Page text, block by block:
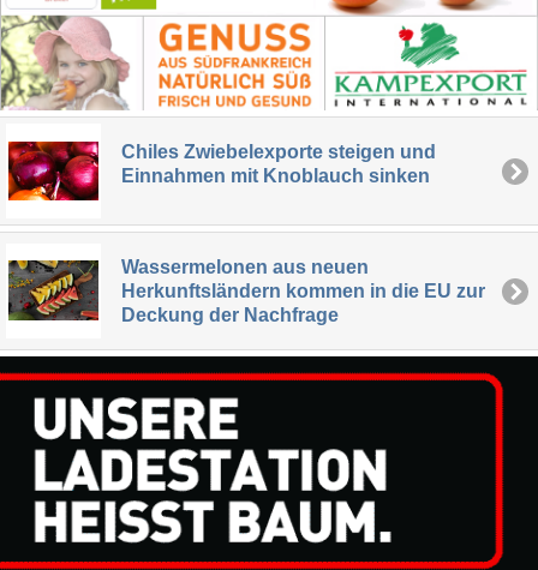
Chiles Zwiebelexporte steigen und
Einnahmen mit Knoblauch sinken
Wassermelonen aus neuen
Herkunftsländern kommen in die EU zur
Deckung der Nachfrage